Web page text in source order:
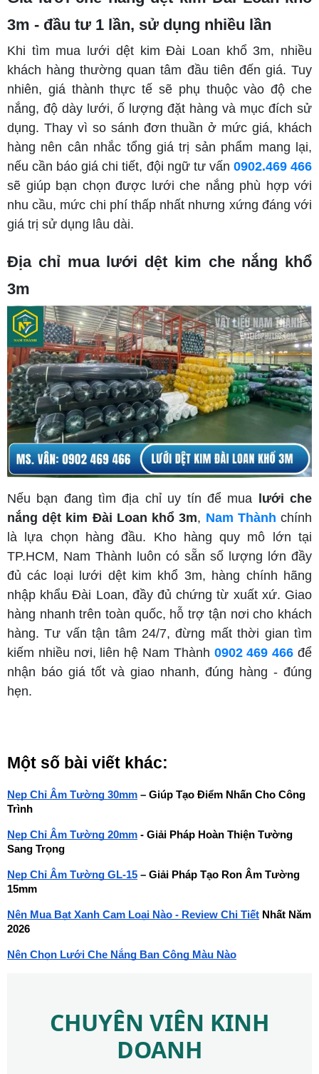
3m - đầu tư 1 lần, sử dụng nhiều lần
Khi tìm mua lưới dệt kim Đài Loan khổ 3m, nhiều
khách hàng thường quan tâm đầu tiên đến giá. Tuy
nhiên, giá thành thực tế sẽ phụ thuộc vào độ che
nắng, độ dày lưới, ố lượng đặt hàng và mục đích sử
dụng. Thay vì so sánh đơn thuần ở mức giá, khách
hàng nên cân nhắc tổng giá trị sản phẩm mang lại,
nếu cần báo giá chi tiết, đội ngữ tư vấn 0902.469 466
sẽ giúp bạn chọn được lưới che nắng phù hợp với
nhu cầu, mức chi phí thấp nhất nhưng xứng đáng với
giá trị sử dụng lâu dài.
Địa chỉ mua lưới dệt kim che nắng khổ
3m
Nếu bạn đang tìm địa chỉ uy tín để mua lưới che
nắng dệt kim Đài Loan khổ 3m, Nam Thành chính
là lựa chọn hàng đầu. Kho hàng quy mô lớn tại
TP.HCM, Nam Thành luôn có sẵn số lượng lớn đầy
đủ các loại lưới dệt kim khổ 3m, hàng chính hãng
nhập khẩu Đài Loan, đầy đủ chứng từ xuất xứ. Giao
hàng nhanh trên toàn quốc, hỗ trợ tận nơi cho khách
hàng. Tư vấn tận tâm 24/7, đừng mất thời gian tìm
kiếm nhiều nơi, liên hệ Nam Thành 0902 469 466 để
nhận báo giá tốt và giao nhanh, đúng hàng - đúng
hẹn.
Một số bài viết khác:
Nẹp Chỉ Âm Tường 30mm – Giúp Tạo Điểm Nhấn Cho Công
Trình
Nẹp Chỉ Âm Tường 20mm - Giải Pháp Hoàn Thiện Tường
Sang Trọng
Nẹp Chỉ Âm Tường GL-15 – Giải Pháp Tạo Ron Âm Tường
15mm
Nên Mua Bạt Xanh Cam Loại Nào - Review Chi Tiết Nhất Năm
2026
Nên Chọn Lưới Che Nắng Ban Công Màu Nào
CHUYÊN VIÊN KINH
DOANH